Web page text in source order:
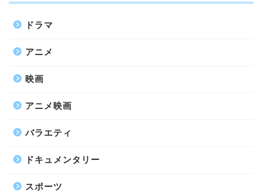
ドラマ
アニメ
映画
アニメ映画
バラエティ
ドキュメンタリー
スポーツ